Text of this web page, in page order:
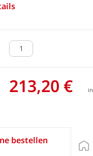
213,20 €
bestellen